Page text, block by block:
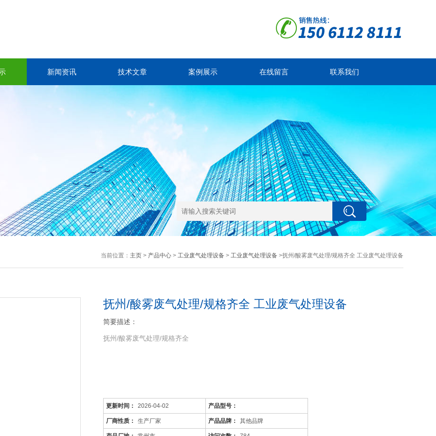
新闻资讯 技术文章 案例展示 在线留言 联系我们
当前位置： 主页> 产品中心> 工业废气处理设备> 工业废气处理设备>抚州/酸雾废气处理/规格齐全 工业废气处理设备
抚州/酸雾废气处理/规格齐全 工业废气处理设备
简要描述：
抚州/酸雾废气处理/规格齐全
活性炭吸附塔：
通过利用高性能活性炭吸附剂固体本身的表面作用
更新时间： 2026-04-02 产品型号：
厂商性质： 生产厂家 产品品牌： 其他品牌